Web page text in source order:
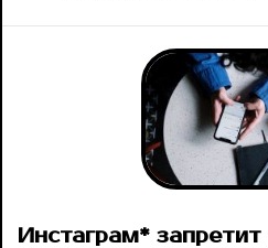
Инстаграм* запретит